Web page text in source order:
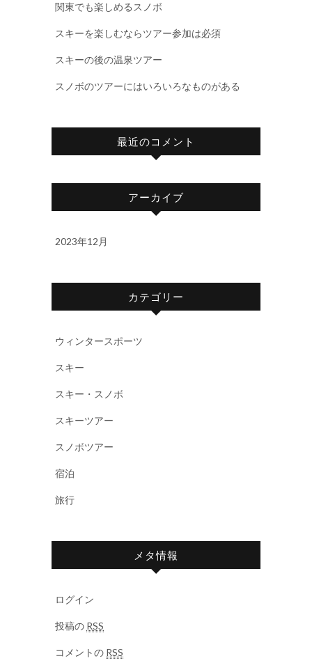
関東でも楽しめるスノボ
スキーを楽しむならツアー参加は必須
スキーの後の温泉ツアー
スノボのツアーにはいろいろなものがある
最近のコメント
アーカイブ
2023年12月
カテゴリー
ウィンタースポーツ
スキー
スキー・スノボ
スキーツアー
スノボツアー
宿泊
旅行
メタ情報
ログイン
投稿の RSS
コメントの RSS